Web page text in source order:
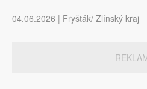
04.06.2026 | Fryšták/ Zlínský kraj